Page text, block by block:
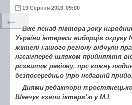
19 Серпня 2016, 09:00
Вже понад півтора року
України інтереси виборців
жителі нашого регіону відчули
насамперед шляхом прийняття
розвиток регіону, про кожну
безпосередньо (про недавній
Днями редактори
Шевчук взяли інтерв’ю у М.І.
←